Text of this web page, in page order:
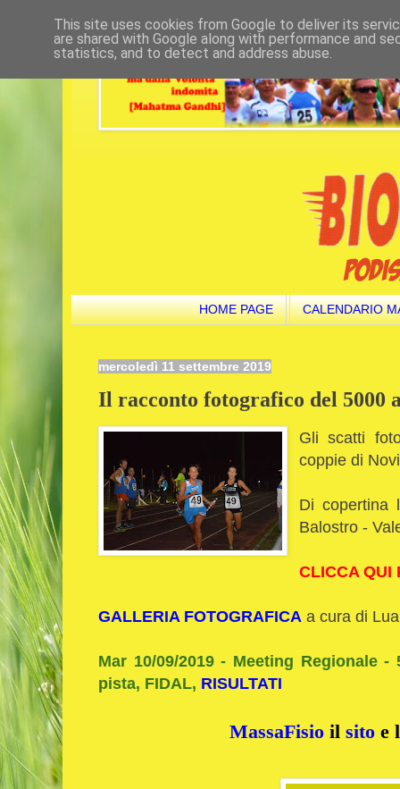
HOME PAGE CALENDARIO
mercoledì 11 settembre 2019
Il racconto fotografico del 5000
Gli scatti
coppie di
Di copertina
Balostro -
CLICCA QUI
GALLERIA FOTOGRAFICA a cura di
Mar 10/09/2019 - Meeting Regionale
pista, FIDAL, RISULTATI
MassaFisio il sito e
This site uses cookies from Google to deliver its
are shared with Google along with performance and
statistics, and to detect and address abuse.